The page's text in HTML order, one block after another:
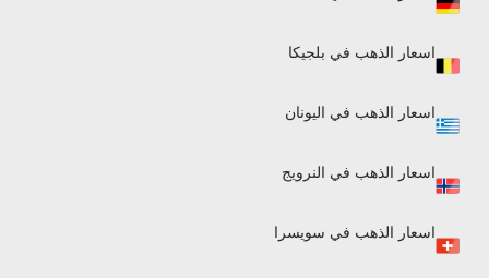
اسعار الذهب في بلجيكا
اسعار الذهب في اليونان
اسعار الذهب في النرويج
اسعار الذهب في سويسرا